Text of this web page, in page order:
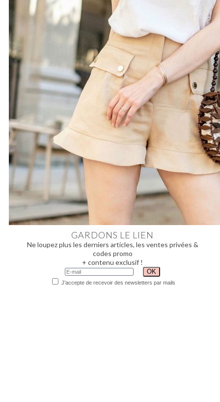
GARDONS LE LIEN
Ne loupez plus les derniers articles, les ventes privées &
codes promo
+ contenu exclusif !
J'accepte de recevoir des newsletters par mails